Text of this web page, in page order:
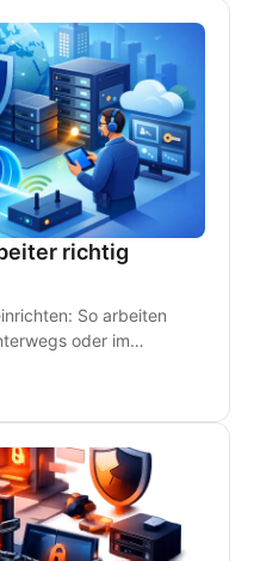
richtig
So arbeiten
oder im